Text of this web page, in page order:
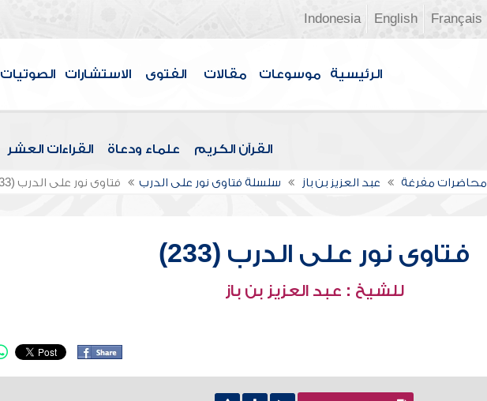
Français
English
Indonesia
الرئيسية موسوعات مقالات الفتوى الاستشارات الصوتيات
القرآن الكريم علماء ودعاة القراءات العشر
محاضرات مفرغة عبد العزيز بن باز سلسلة فتاوى نور على الدرب فتاوى نور على الدرب (233)
فتاوى نور على الدرب (233)
للشيخ : عبد العزيز بن باز